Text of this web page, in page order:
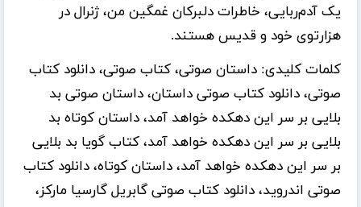
یک آدم‌ربایی، خاطرات دلبرکان غمگین من، ژنرال در
هزارتوی خود و قدیس هستند.
کلمات کلیدی: داستان صوتی، کتاب صوتی، دانلود کتاب
صوتی، دانلود کتاب صوتی داستان، داستان صوتی بد
بلایی بر سر این دهکده خواهد آمد، داستان کوتاه بد
بلایی بر سر این دهکده خواهد آمد، کتاب گویا بد بلایی
بر سر این دهکده خواهد آمد، داستان کوتاه، دانلود کتاب
صوتی اندروید، دانلود کتاب صوتی گابریل گارسیا مارکز،